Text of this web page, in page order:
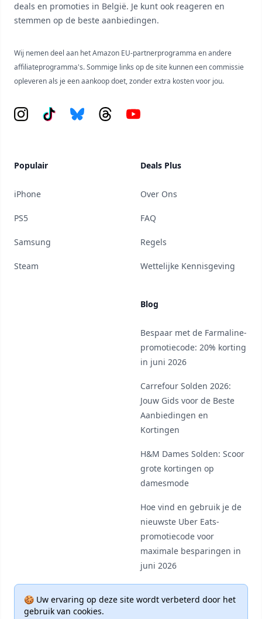
🍪 Uw ervaring op deze site wordt verbeterd door het
gebruik van cookies.
deals en promoties in België. Je kunt ook reageren en
stemmen op de beste aanbiedingen.
Wij nemen deel aan het Amazon EU-partnerprogramma en andere
affiliateprogramma's. Sommige links op de site kunnen een commissie
opleveren als je een aankoop doet, zonder extra kosten voor jou.
Instagram
Tiktok BlueskyThreadsYouTube
Populair
iPhone
PS5
Samsung
Steam
Deals Plus
Over Ons
FAQ
Regels
Wettelijke Kennisgeving
Blog
Bespaar met de Farmaline-
promotiecode: 20% korting
in juni 2026
Carrefour Solden 2026:
Jouw Gids voor de Beste
Aanbiedingen en
Kortingen
H&M Dames Solden: Scoor
grote kortingen op
damesmode
Hoe vind en gebruik je de
nieuwste Uber Eats-
promotiecode voor
maximale besparingen in
juni 2026